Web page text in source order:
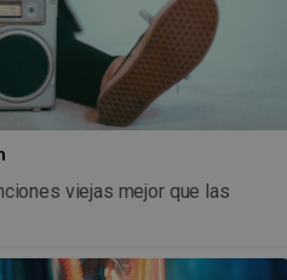
viejas mejor que las